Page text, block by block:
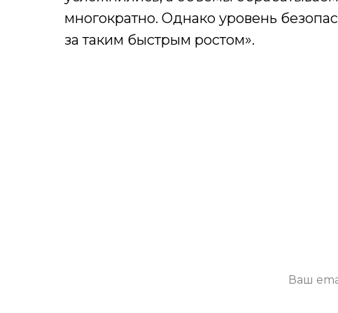
многократно. Однако уровень
за таким быстрым ростом».